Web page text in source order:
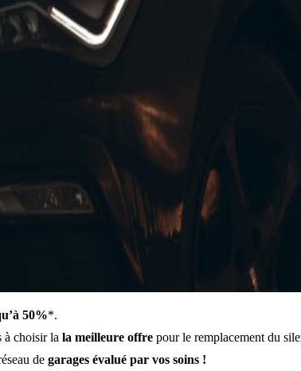
50%*.
à choisir la la meilleure offre pour le remplacement du
de garages évalué par vos soins !